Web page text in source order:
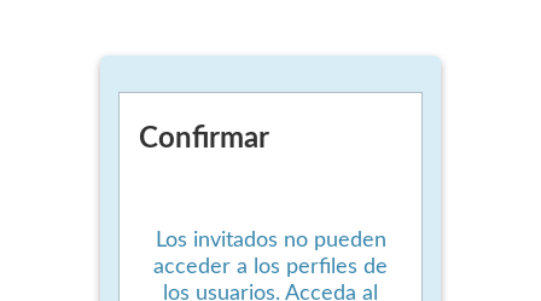
Confirmar
Los invitados no pueden
acceder a los perfiles de
los usuarios. Acceda al